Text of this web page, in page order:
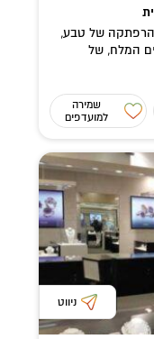
להרפתקה של טבע,
המלח, של
שמירה
למועדפים
ניווט